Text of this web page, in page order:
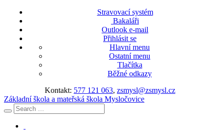
Stravovací systém
Bakaláři
Outlook e-mail
Přihlásit se
Hlavní menu
Ostatní menu
Tlačítka
Běžné odkazy
Kontakt: 577 121 063, zsmysl@zsmysl.cz
Základní škola a mateřská škola Mysločovice